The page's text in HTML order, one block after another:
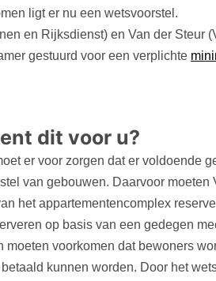
ligt er nu een wetsvoorstel.
en Rijksdienst) en Van der Steur
gestuurd voor een verplichte
dit voor u?
er voor zorgen dat er voldoende
van gebouwen. Daarvoor moeten
het appartementencomplex
op basis van een gedegen
moeten voorkomen dat bewoners
kunnen worden. Door het